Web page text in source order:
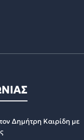
Δημήτρη Καιρίδη με